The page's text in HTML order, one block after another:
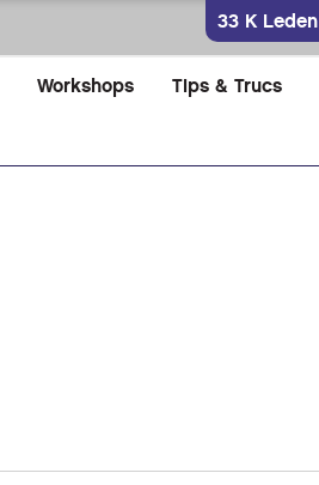
33 K Leden
Workshops Tips & Trucs